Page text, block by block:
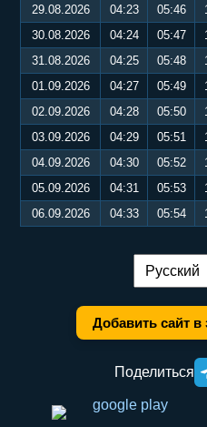
29.08.2026
04:23 05:46
30.08.2026
04:24 05:47
31.08.2026
04:25 05:48
01.09.2026
04:27 05:49
02.09.2026
04:28 05:50
03.09.2026
04:29 05:51
04.09.2026
04:30 05:52
05.09.2026
04:31 05:53
06.09.2026
04:33 05:54
Добавить сайт в
Поделиться